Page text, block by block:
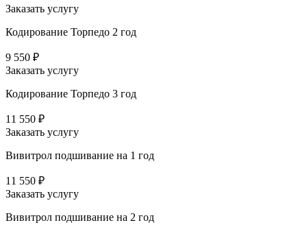
Заказать услугу
Кодирование Торпедо 2 год
9 550 ₽
Заказать услугу
Кодирование Торпедо 3 год
11 550 ₽
Заказать услугу
Вивитрол подшивание на 1 год
11 550 ₽
Заказать услугу
Вивитрол подшивание на 2 год